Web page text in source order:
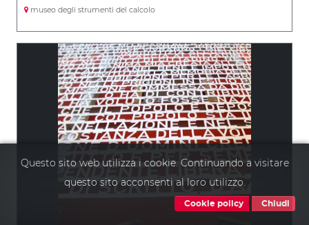
museo degli strumenti del calcolo
Questo sito web utilizza i cookie. Continuando a visitare
questo sito acconsenti al loro utilizzo.
Cookie policy Chiudi